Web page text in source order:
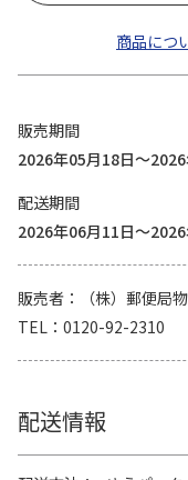
商品につ
販売期間
2026年05月18日～
配送期間
2026年06月11日～
販売者
（株）郵便局
TEL
0120-92-2310
配送情報